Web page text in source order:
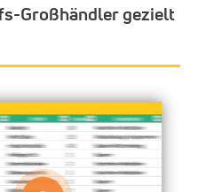
Großhändler gezielt